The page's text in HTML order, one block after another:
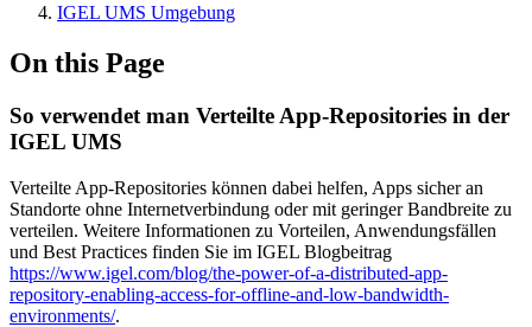
IGEL UMS Umgebung
On this Page
So verwendet man Verteilte App-Repositories in der
IGEL UMS
Verteilte App-Repositories können dabei helfen, Apps sicher an
Standorte ohne Internetverbindung oder mit geringer Bandbreite zu
verteilen. Weitere Informationen zu Vorteilen, Anwendungsfällen
und Best Practices finden Sie im IGEL Blogbeitrag
https://www.igel.com/blog/the-power-of-a-distributed-app-
repository-enabling-access-for-offline-and-low-bandwidth-
environments/.